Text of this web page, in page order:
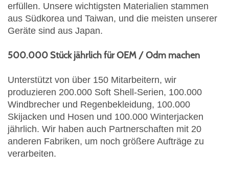
erfüllen. Unsere wichtigsten Materialien stammen
aus Südkorea und Taiwan, und die meisten unserer
Geräte sind aus Japan.
500.000 Stück jährlich für OEM / Odm machen
Unterstützt von über 150 Mitarbeitern, wir
produzieren 200.000 Soft Shell-Serien, 100.000
Windbrecher und Regenbekleidung, 100.000
Skijacken und Hosen und 100.000 Winterjacken
jährlich. Wir haben auch Partnerschaften mit 20
anderen Fabriken, um noch größere Aufträge zu
verarbeiten.